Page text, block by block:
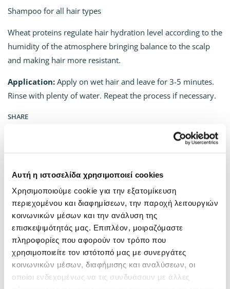
Αυτή η ιστοσελίδα χρησιμοποιεί cookies
Χρησιμοποιούμε cookie για την εξατομίκευση
περιεχομένου και διαφημίσεων, την παροχή λειτουργιών
κοινωνικών μέσων και την ανάλυση της
επισκεψιμότητάς μας. Επιπλέον, μοιραζόμαστε
πληροφορίες που αφορούν τον τρόπο που
χρησιμοποιείτε τον ιστότοπό μας με συνεργάτες
κοινωνικών μέσων, διαφήμισης και αναλύσεων, οι
οποίοι ενδεχομένως να τις συνδυάσουν με άλλες
Shampoo for all hair types
Wheat proteins regulate hair hydration level according to the
humidity of the atmosphere bringing balance to the scalp
and making hair more resistant.
Application: Apply on wet hair and leave for 3-5 minutes.
Rinse with plenty of water. Repeat the process if necessary.
SHARE
CONDITIONER RASBERRY
SHAMPOO ALMOND